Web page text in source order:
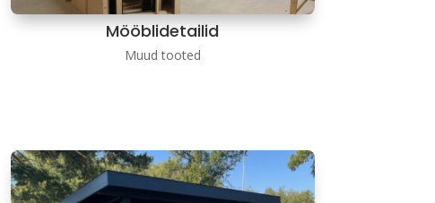
Mööblidetailid
Muud tooted